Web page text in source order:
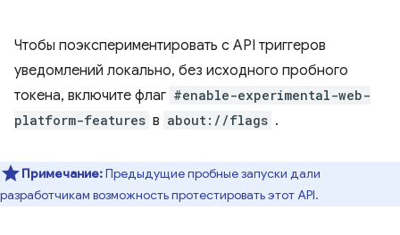
Чтобы поэкспериментировать с API триггеров
уведомлений локально, без исходного пробного
токена, включите флаг #enable-experimental-web-
platform-features в about://flags .
Примечание:Предыдущие пробные запуски дали
разработчикам возможность протестировать этот API.